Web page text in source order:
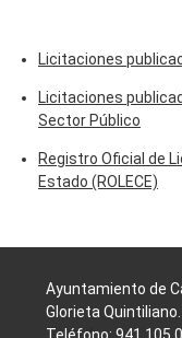
Licitaciones
Licitaciones
Sector Público
Registro Oficial de
Estado (ROLECE)
Ayuntamiento de
Glorieta